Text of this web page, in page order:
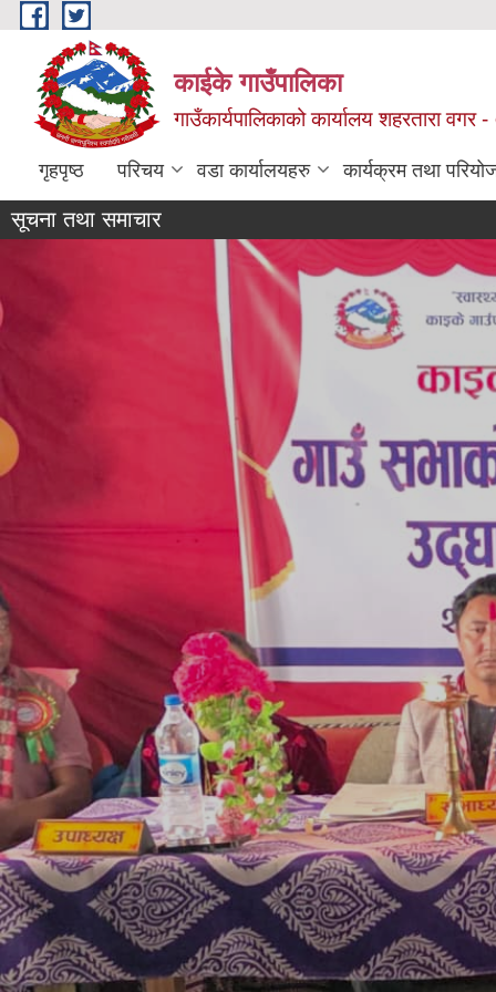
Skip to main content
काईके गाउँपालिका
गाउँकार्यपालिकाको कार्यालय शहरतारा
गृहपृष्ठ परिचय वडा कार्यालयहरु कार्यक्रम तथा
सूचना तथा समाचार
काईके गाउँपालिका वडा नम्वर २ को शहरतारा